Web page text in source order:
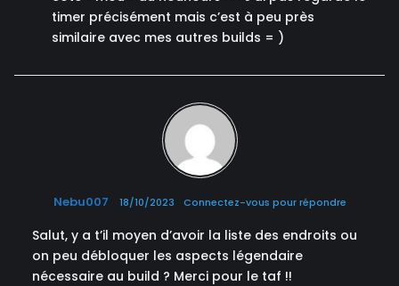
timer précisément mais c’est à peu près
similaire avec mes autres builds = )
Nebu007 18/10/2023 Connectez-vous pour répondre
Salut, y a t’il moyen d’avoir la liste des endroits ou
on peu débloquer les aspects légendaire
nécessaire au build ? Merci pour le taf !!